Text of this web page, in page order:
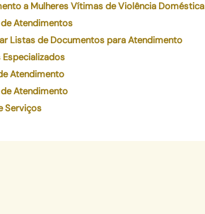
a Mulheres Vítimas de Violência Doméstica
Atendimentos
Listas de Documentos para Atendimento
Especializados
Atendimento
Atendimento
Serviços